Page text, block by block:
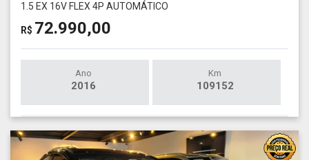
1.5 EX 16V FLEX 4P AUTOMÁTICO
R$ 72.990,00
Ano
2016
Km
109152